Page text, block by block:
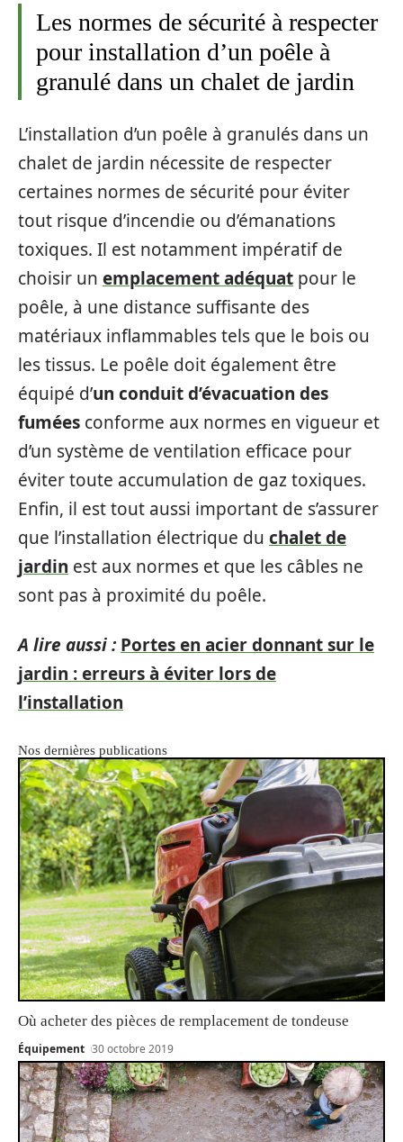
Les normes de sécurité à respecter
pour installation d’un poêle à
granulé dans un chalet de jardin
L’installation d’un poêle à granulés dans un
chalet de jardin nécessite de respecter
certaines normes de sécurité pour éviter
tout risque d’incendie ou d’émanations
toxiques. Il est notamment impératif de
choisir un emplacement adéquat pour le
poêle, à une distance suffisante des
matériaux inflammables tels que le bois ou
les tissus. Le poêle doit également être
équipé d’un conduit d’évacuation des
fumées conforme aux normes en vigueur et
d’un système de ventilation efficace pour
éviter toute accumulation de gaz toxiques.
Enfin, il est tout aussi important de s’assurer
que l’installation électrique du chalet de
jardin est aux normes et que les câbles ne
sont pas à proximité du poêle.
A lire aussi : Portes en acier donnant sur le
jardin : erreurs à éviter lors de
l’installation
Nos dernières publications
Où acheter des pièces de remplacement de tondeuse
Équipement 30 octobre 2019